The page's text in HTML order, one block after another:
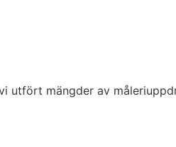
utfört mängder av